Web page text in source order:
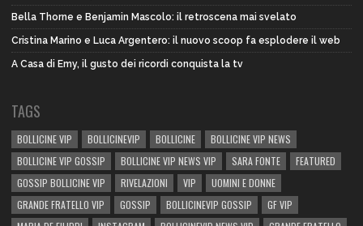
Bella Thorne e Benjamin Mascolo: il retroscena mai svelato
Cristina Marino e Luca Argentero: il nuovo scoop fa esplodere il web
A Casa di Emy, il gusto dei ricordi conquista la tv
TAGS
BOLLICINE VIP BOLLICINEVIP BOLLICINE
BOLLICINE VIP NEWS
BOLLICINE VIP GOSSIP
BOLLICINE VIP NEWS VIP SARA FONTE
FEATURED
GOSSIP BOLLICINE VIP
RIVELAZIONI VIP
UOMINI E DONNE
GRANDE FRATELLO VIP
GOSSIP BOLLICINEVIP GOSSIP
GF VIP